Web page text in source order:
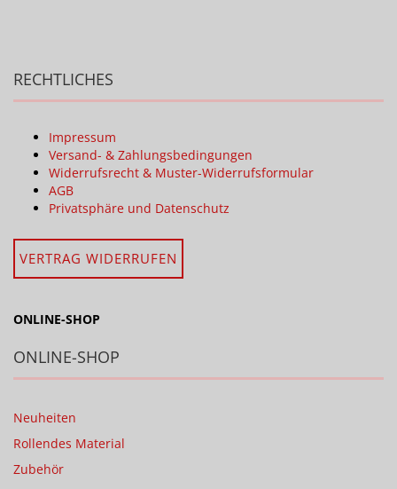
RECHTLICHES
Impressum
Versand- & Zahlungsbedingungen
Widerrufsrecht & Muster-Widerrufsformular
AGB
Privatsphäre und Datenschutz
VERTRAG WIDERRUFEN
ONLINE-SHOP
ONLINE-SHOP
Neuheiten
Rollendes Material
Zubehör